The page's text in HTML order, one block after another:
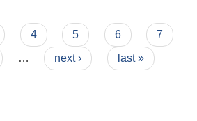
4 5 6
7
… next › last »